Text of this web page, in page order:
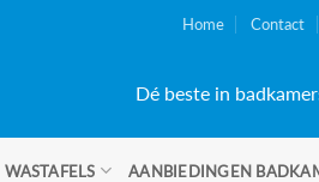
Home Contact
Dé beste in
WASTAFELS AANBIEDINGEN